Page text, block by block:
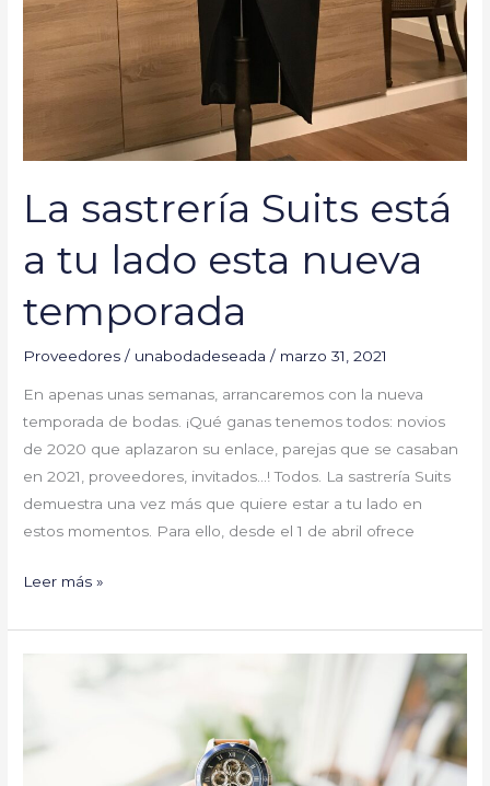
La sastrería Suits está
a tu lado esta nueva
temporada
Proveedores / unabodadeseada/ marzo 31, 2021
En apenas unas semanas, arrancaremos con la nueva
temporada de bodas. ¡Qué ganas tenemos todos: novios
de 2020 que aplazaron su enlace, parejas que se casaban
en 2021, proveedores, invitados…! Todos. La sastrería Suits
demuestra una vez más que quiere estar a tu lado en
estos momentos. Para ello, desde el 1 de abril ofrece
Leer más »
cada